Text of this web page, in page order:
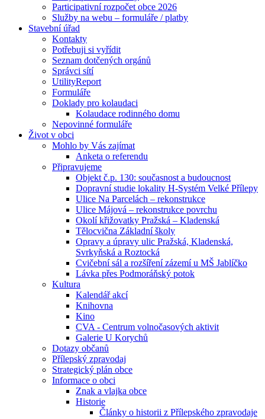
Participativní rozpočet obce 2026
Služby na webu – formuláře / platby
Stavební úřad
Kontakty
Potřebuji si vyřídit
Seznam dotčených orgánů
Správci sítí
UtilityReport
Formuláře
Doklady pro kolaudaci
Kolaudace rodinného domu
Nepovinné formuláře
Život v obci
Mohlo by Vás zajímat
Anketa o referendu
Připravujeme
Objekt č.p. 130: současnost a budoucnost
Dopravní studie lokality H-Systém Velké Přílepy
Ulice Na Parcelách – rekonstrukce
Ulice Májová – rekonstrukce povrchu
Okolí křižovatky Pražská – Kladenská
Tělocvična Základní školy
Opravy a úpravy ulic Pražská, Kladenská,
Svrkyňská a Roztocká
Cvičební sál a rozšíření zázemí u MŠ Jablíčko
Lávka přes Podmoráňský potok
Kultura
Kalendář akcí
Knihovna
Kino
CVA - Centrum volnočasových aktivit
Galerie U Korychů
Dotazy občanů
Přílepský zpravodaj
Strategický plán obce
Informace o obci
Znak a vlajka obce
Historie
Články o historii z Přílepského zpravodaje